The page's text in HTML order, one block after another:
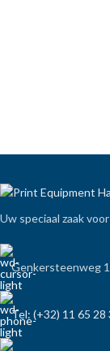
Uw speciaal zaak
Genkersteenweg
Tel: (+32) 11 65 28